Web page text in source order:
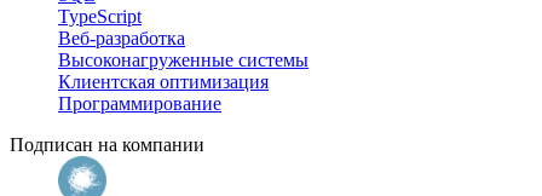
TypeScript
Веб-разработка
Высоконагруженные системы
Клиентская оптимизация
Программирование
Подписан на компании